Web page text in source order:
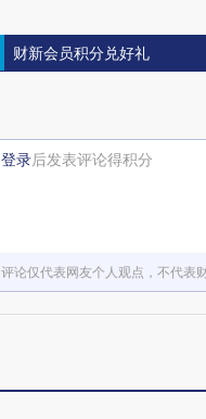
财新会员积分兑好礼
登录后发表评论得积分
评论仅代表网友个人观点，不代表